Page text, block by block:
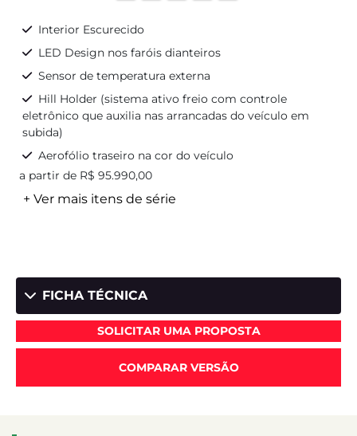
Interior Escurecido
LED Design nos faróis dianteiros
Sensor de temperatura externa
Hill Holder (sistema ativo freio com controle
eletrônico que auxilia nas arrancadas do veículo em
subida)
Aerofólio traseiro na cor do veículo
a partir de R$ 95.990,00
+ Ver mais itens de série
FICHA TÉCNICA
SOLICITAR UMA PROPOSTA
COMPARAR VERSÃO